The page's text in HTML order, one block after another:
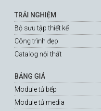
TRẢI NGHIỆM
Bộ sưu tập thiết kế
Công trình đẹp
Catalog nội thất
BẢNG GIÁ
Module tủ bếp
Module tủ media